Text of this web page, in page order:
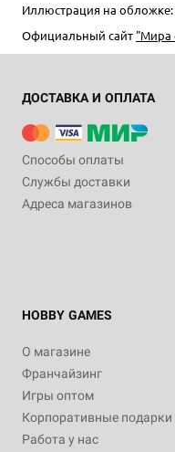
Иллюстрация на обложке:
Официальный сайт "Мира
ДОСТАВКА И ОПЛАТА
Способы оплаты
Службы доставки
Адреса магазинов
HOBBY GAMES
О магазине
Франчайзинг
Игры оптом
Корпоративные подарки
Работа у нас